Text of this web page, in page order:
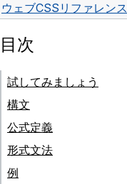
ウェブCSS リファレンス
目次
試してみましょう
構文
公式定義
形式文法
例